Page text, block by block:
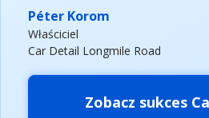
Péter Korom
Właściciel
Car Detail Longmile Road
Zobacz sukces